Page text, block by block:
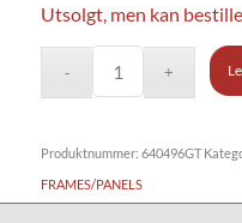
Utsolgt, men kan
Produktnummer: 640496GT
FRAMES/PANELS